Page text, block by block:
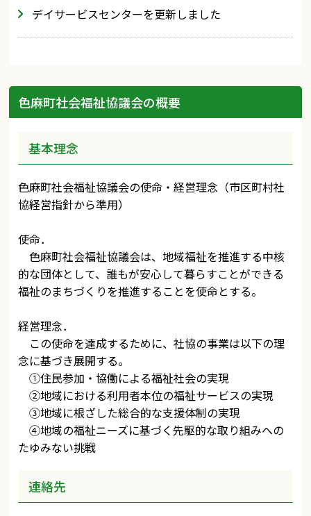
デイサービスセンターを更新しました
色麻町社会福祉協議会の概要
基本理念
色麻町社会福祉協議会の使命・経営理念（市区町村社
協経営指針から準用）
使命．
色麻町社会福祉協議会は、地域福祉を推進する中核
的な団体として、誰もが安心して暮らすことができる
福祉のまちづくりを推進することを使命とする。
経営理念．
この使命を達成するために、社協の事業は以下の理
念に基づき展開する。
①住民参加・協働による福祉社会の実現
②地域における利用者本位の福祉サービスの実現
③地域に根ざした総合的な支援体制の実現
④地域の福祉ニーズに基づく先駆的な取り組みへの
たゆみない挑戦
連絡先